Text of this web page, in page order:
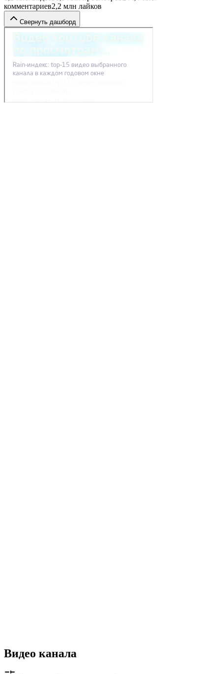
комментариев2,2 млн лайков
Свернуть дашборд
Видео канала